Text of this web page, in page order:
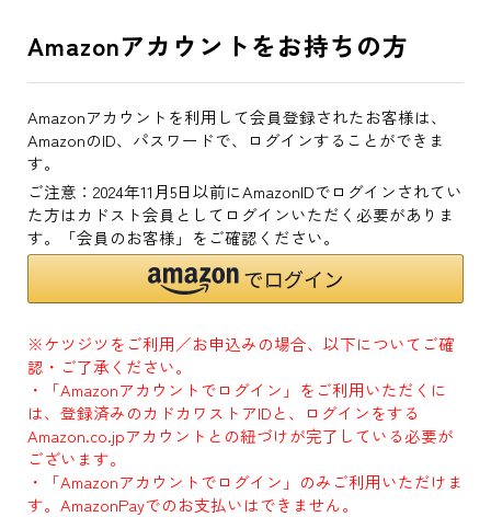
Amazonアカウントをお持ちの方
Amazonアカウントを利用して会員登録されたお客様は、
AmazonのID、パスワードで、ログインすることができま
す。
ご注意：2024年11月5日以前にAmazonIDでログインされてい
た方はカドスト会員としてログインいただく必要がありま
す。「会員のお客様」をご確認ください。
※ケツジツをご利用／お申込みの場合、以下についてご確
認・ご了承ください。
・「Amazonアカウントでログイン」をご利用いただくに
は、登録済みのカドカワストアIDと、ログインをする
Amazon.co.jpアカウントとの紐づけが完了している必要が
ございます。
・「Amazonアカウントでログイン」のみご利用いただけま
す。AmazonPayでのお支払いはできません。